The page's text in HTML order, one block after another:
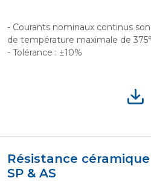
- Courants nominaux continus
de température maximale de
- Tolérance : ±10%
Résistance
SP & AS